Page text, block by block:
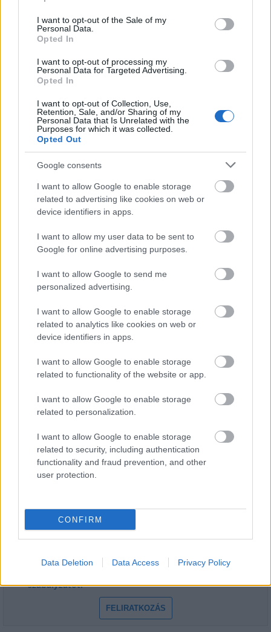
use your data for below specified purposes in below Google
consent section.
I want to opt-out of the Sale of my
Personal Data.
Opted In
I want to opt-out of processing my
Personal Data for Targeted Advertising.
Opted In
I want to opt-out of Collection, Use,
Retention, Sale, and/or Sharing of my
Personal Data that Is Unrelated with the
Purposes for which it was collected.
Opted Out
Google consents
I want to allow Google to enable storage
related to advertising like cookies on web or
device identifiers in apps.
I want to allow my user data to be sent to
Google for online advertising purposes.
I want to allow Google to send me
personalized advertising.
I want to allow Google to enable storage
related to analytics like cookies on web or
device identifiers in apps.
I want to allow Google to enable storage
related to functionality of the website or app.
I want to allow Google to enable storage
related to personalization.
I want to allow Google to enable storage
related to security, including authentication
functionality and fraud prevention, and other
user protection.
CONFIRM
Data Deletion Data Access Privacy Policy
Történelmi táj, amelynek minden köve mesél –
megújul a tatai Angolkert
A projekt részeként megújulnak a területen található
műemlékek, köztük a különleges Műromok, valamint a közeli
Várkanyarban álló Nepomuki Szent János híd és szobor is.
M1 bővítés: már zajlik a teljesen új
Új gyalogosátkelők és jelzőlámpás
csomópont épül Angyalföldön
Másfélszeresére bővítik
Hódmezővásárhely jó hírű református
iskoláját
Látványos építési szakasz indult be a
Flórián téri felüljárón
HÍRLEVÉL
E-mail cím
szabályzatot!
FELIRATKOZÁS